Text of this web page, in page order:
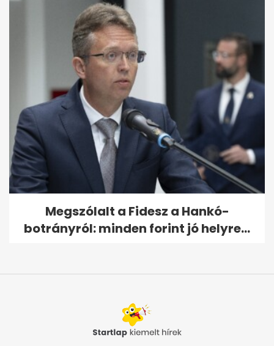
Megszólalt a Fidesz a Hankó-
botrányról: minden forint jó helyre...